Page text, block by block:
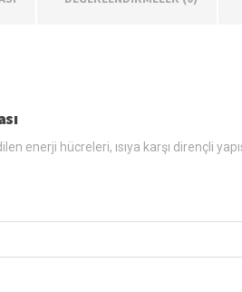
enerji hücreleri, ısıya karşı dirençli